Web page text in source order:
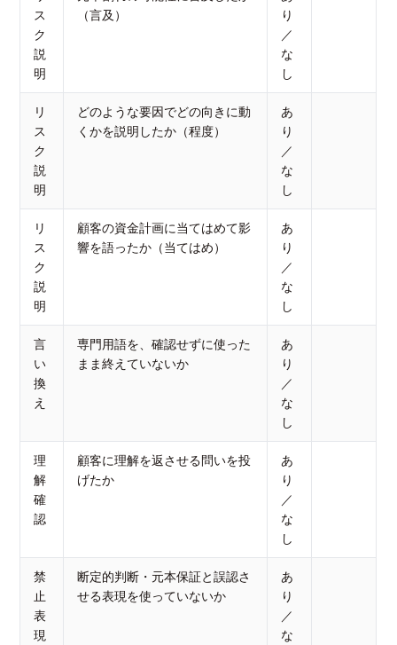
ス
ク
説
明
（言及）
り
／
な
し
リ
ス
ク
説
明
どのような要因でどの向きに動
くかを説明したか（程度）
あ
り
／
な
し
リ
ス
ク
説
明
顧客の資金計画に当てはめて影
響を語ったか（当てはめ）
あ
り
／
な
し
言
い
換
え
専門用語を、確認せずに使った
まま終えていないか
あ
り
／
な
し
理
解
確
認
顧客に理解を返させる問いを投
げたか
あ
り
／
な
し
禁
止
表
現
断定的判断・元本保証と誤認さ
せる表現を使っていないか
あ
り
／
な